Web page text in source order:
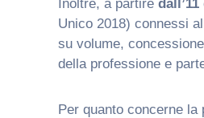
Inoltre, a partire
Unico 2018) connessi
su volume,
della professione e
Per quanto concerne